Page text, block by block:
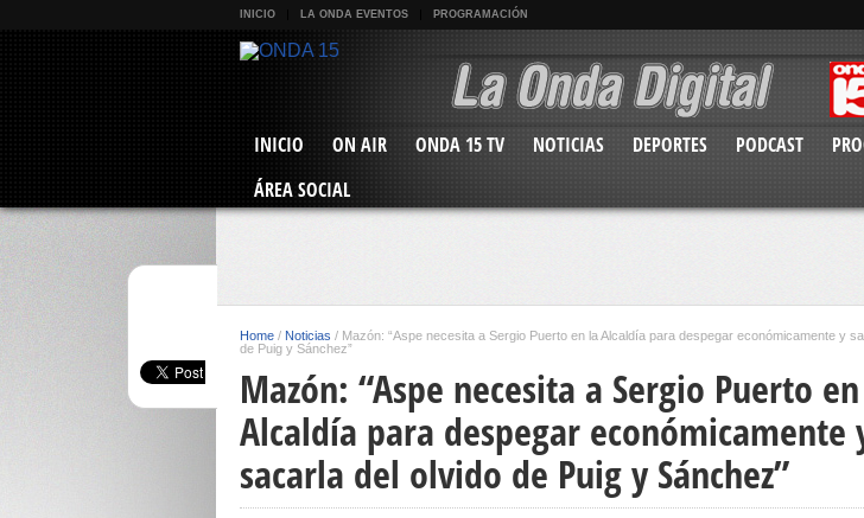
INICIO LA ONDA EVENTOS PROGRAMACIÓN
INICIO ON AIR ONDA 15 TV NOTICIAS DEPORTES PODCAST
ÁREA SOCIAL
Home / Noticias / Mazón: “Aspe necesita a Sergio Puerto en la Alcaldía para despegar económicamente y
de Puig y Sánchez”
Mazón: “Aspe necesita a Sergio Puerto
Alcaldía para despegar económicamente
sacarla del olvido de Puig y Sánchez”